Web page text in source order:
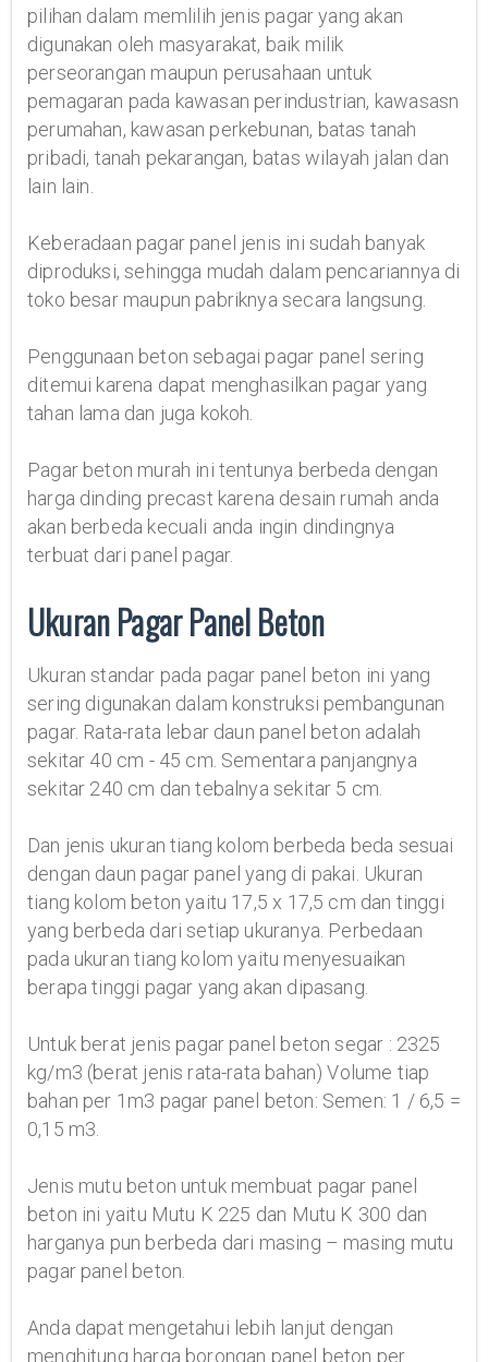
pilihan dalam memlilih jenis pagar yang akan
digunakan oleh masyarakat, baik milik
perseorangan maupun perusahaan untuk
pemagaran pada kawasan perindustrian, kawasasn
perumahan, kawasan perkebunan, batas tanah
pribadi, tanah pekarangan, batas wilayah jalan dan
lain lain.
Keberadaan pagar panel jenis ini sudah banyak
diproduksi, sehingga mudah dalam pencariannya di
toko besar maupun pabriknya secara langsung.
Penggunaan beton sebagai pagar panel sering
ditemui karena dapat menghasilkan pagar yang
tahan lama dan juga kokoh.
Pagar beton murah ini tentunya berbeda dengan
harga dinding precast karena desain rumah anda
akan berbeda kecuali anda ingin dindingnya
terbuat dari panel pagar.
Ukuran Pagar Panel Beton
Ukuran standar pada pagar panel beton ini yang
sering digunakan dalam konstruksi pembangunan
pagar. Rata-rata lebar daun panel beton adalah
sekitar 40 cm - 45 cm. Sementara panjangnya
sekitar 240 cm dan tebalnya sekitar 5 cm.
Dan jenis ukuran tiang kolom berbeda beda sesuai
dengan daun pagar panel yang di pakai. Ukuran
tiang kolom beton yaitu 17,5 x 17,5 cm dan tinggi
yang berbeda dari setiap ukuranya. Perbedaan
pada ukuran tiang kolom yaitu menyesuaikan
berapa tinggi pagar yang akan dipasang.
Untuk berat jenis pagar panel beton segar : 2325
kg/m3 (berat jenis rata-rata bahan) Volume tiap
bahan per 1m3 pagar panel beton: Semen: 1 / 6,5 =
0,15 m3.
Jenis mutu beton untuk membuat pagar panel
beton ini yaitu Mutu K 225 dan Mutu K 300 dan
harganya pun berbeda dari masing – masing mutu
pagar panel beton.
Anda dapat mengetahui lebih lanjut dengan
menghitung harga borongan panel beton per